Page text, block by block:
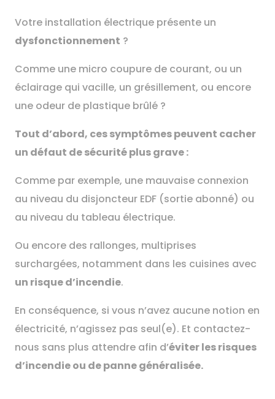
Votre installation électrique présente un
dysfonctionnement ?
Comme une micro coupure de courant, ou un
éclairage qui vacille, un grésillement, ou encore
une odeur de plastique brûlé ?
Tout d’abord, ces symptômes peuvent cacher
un défaut de sécurité plus grave :
Comme par exemple, une mauvaise connexion
au niveau du disjoncteur EDF (sortie abonné) ou
au niveau du tableau électrique.
Ou encore des rallonges, multiprises
surchargées, notamment dans les cuisines avec
un risque d’incendie.
En conséquence, si vous n’avez aucune notion en
électricité, n’agissez pas seul(e). Et contactez-
nous sans plus attendre afin d’éviter les risques
d’incendie ou de panne généralisée.